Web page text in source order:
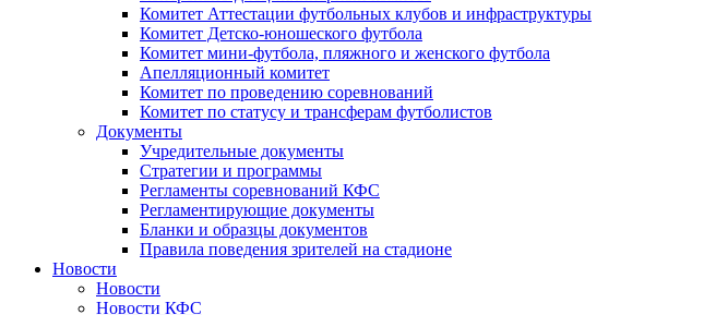
Комитет Аттестации футбольных клубов и инфраструктуры
Комитет Детско-юношеского футбола
Комитет мини-футбола, пляжного и женского футбола
Апелляционный комитет
Комитет по проведению соревнований
Комитет по статусу и трансферам футболистов
Документы
Учредительные документы
Стратегии и программы
Регламенты соревнований КФС
Регламентирующие документы
Бланки и образцы документов
Правила поведения зрителей на стадионе
Новости
Новости
Новости КФС